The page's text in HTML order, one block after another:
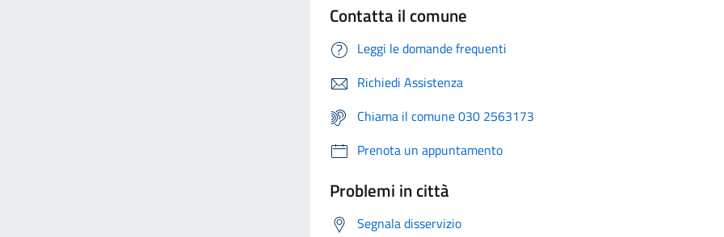
Contatta il comune
Leggi le domande frequenti
Richiedi Assistenza
Chiama il comune 030 2563173
Prenota un appuntamento
Problemi in città
Segnala disservizio